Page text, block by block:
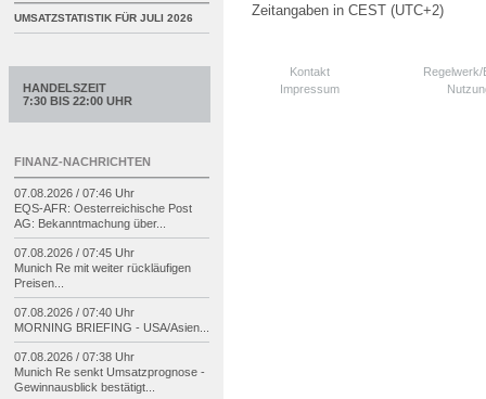
Zeitangaben in CEST (UTC+2)
Kontakt
Impressum
UMSATZSTATISTIK FÜR JULI 2026
HANDELSZEIT
7:30 BIS 22:00 UHR
FINANZ-NACHRICHTEN
07.08.2026 / 07:46 Uhr
EQS-AFR: Oesterreichische Post
AG: Bekanntmachung über...
07.08.2026 / 07:45 Uhr
Munich Re mit weiter rückläufigen
Preisen...
07.08.2026 / 07:40 Uhr
MORNING BRIEFING - USA/Asien...
07.08.2026 / 07:38 Uhr
Munich Re senkt Umsatzprognose -
Gewinnausblick bestätigt...